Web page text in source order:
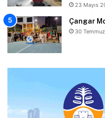
23 Mayıs
Çangar
30